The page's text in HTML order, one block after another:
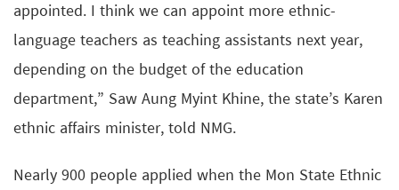
appointed. I think we can appoint more ethnic-
language teachers as teaching assistants next year,
depending on the budget of the education
department,” Saw Aung Myint Khine, the state’s Karen
ethnic affairs minister, told NMG.
Nearly 900 people applied when the Mon State Ethnic